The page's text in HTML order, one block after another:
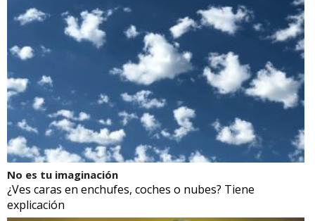
No es tu imaginación
¿Ves caras en enchufes, coches o nubes? Tiene
explicación